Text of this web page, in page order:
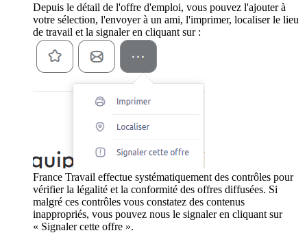
Depuis le détail de l'offre d'emploi, vous pouvez l'ajouter à
votre sélection, l'envoyer à un ami, l'imprimer, localiser le lieu
de travail et la signaler en cliquant sur :
France Travail effectue systématiquement des contrôles pour
vérifier la légalité et la conformité des offres diffusées. Si
malgré ces contrôles vous constatez des contenus
inappropriés, vous pouvez nous le signaler en cliquant sur
« Signaler cette offre ».